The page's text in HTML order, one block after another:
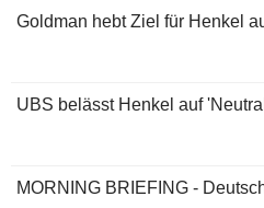
Goldman hebt Ziel für Henkel
UBS belässt Henkel auf
MORNING BRIEFING -